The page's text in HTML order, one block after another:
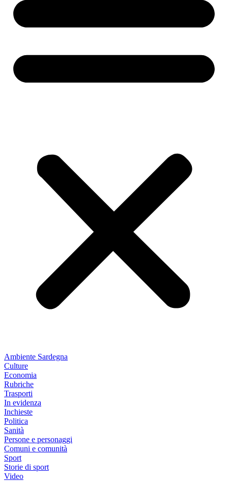
Ambiente Sardegna
Culture
Economia
Rubriche
Trasporti
In evidenza
Inchieste
Politica
Sanità
Persone e personaggi
Comuni e comunità
Sport
Storie di sport
Video